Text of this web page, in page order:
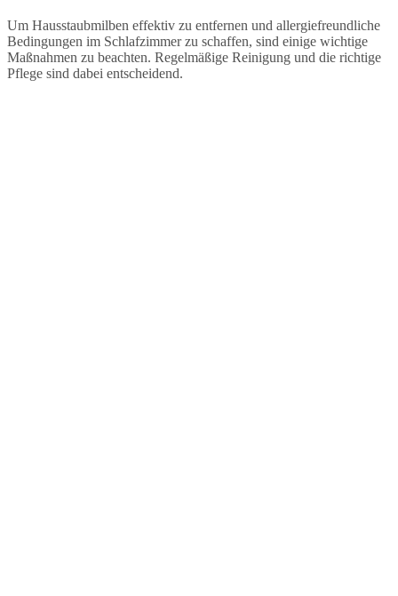
Um Hausstaubmilben effektiv zu entfernen und allergiefreundliche
Bedingungen im Schlafzimmer zu schaffen, sind einige wichtige
Maßnahmen zu beachten. Regelmäßige Reinigung und die richtige
Pflege sind dabei entscheidend.